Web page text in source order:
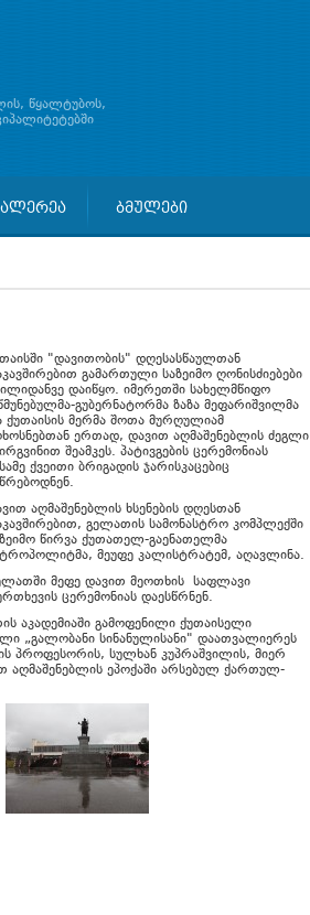
წყალტუბოს,
ბმულები
"დავითობის" დღესასწაულთან
გამართული საზეიმო ღონისძიებები
დაიწყო. იმერეთში სახელმწიფო
გუბერნატორმა ზაზა მეფარიშვილმა
ქუთაისის მერმა შოთა მურღულიამ
ერთად, დავით აღმაშენებლის ძეგლი
შეამკეს. პატივგების ცერემონიას
ქვეითი ბრიგადის ჯარისკაცებიც
აღმაშენებლის ხსენების დღესთან
გელათის სამონასტრო კომპლექში
წირვა ქუთათელ-გაენათელმა
მეუფე კალისტრატემ, აღავლინა.
მეფე დავით მეოთხის საფლავი
ცერემონიას დაესწრნენ.
აკადემიაში გამოფენილი ქუთაისელი
„გალობანი სინანულისანი" დაათვალიერეს
პროფესორის, სულხან კუპრაშვილის, მიერ
აღმაშენებლის ეპოქაში არსებულ ქართულ-